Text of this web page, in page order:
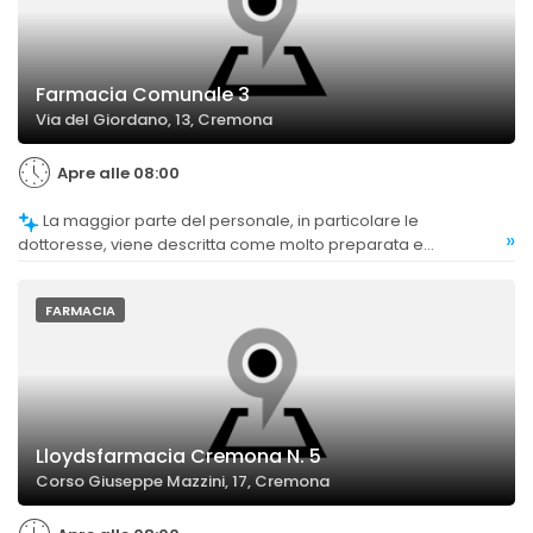
Farmacia Comunale 3
Via del Giordano, 13, Cremona
Apre alle 08:00
dottoresse, viene descritta come molto preparata e
»
FARMACIA
Lloydsfarmacia Cremona N. 5
Corso Giuseppe Mazzini, 17, Cremona